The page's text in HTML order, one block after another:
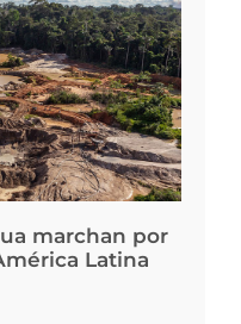
marchan por
Latina